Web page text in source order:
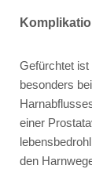
Gefürchtet ist
besonders
einer
den